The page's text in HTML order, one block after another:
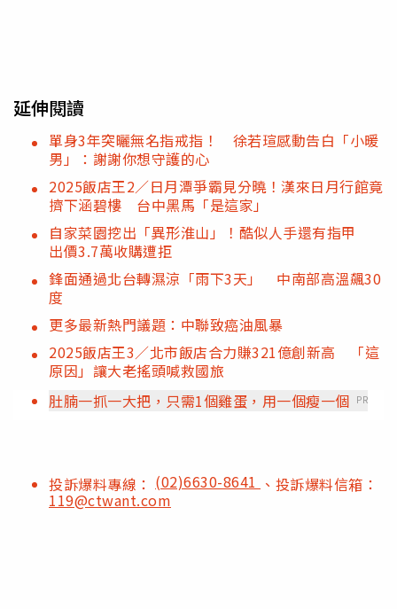
延伸閱讀
單身3年突曬無名指戒指！ 徐若瑄感動告白「小暖
男」：謝謝你想守護的心
2025飯店王2／日月潭爭霸見分曉！漢來日月行館竟
擠下涵碧樓 台中黑馬「是這家」
自家菜園挖出「異形淮山」！酷似人手還有指甲
出價3.7萬收購遭拒
鋒面通過北台轉濕涼「雨下3天」 中南部高溫飆30
度
更多最新熱門議題：中聯致癌油風暴
2025飯店王3／北市飯店合力賺321億創新高 「這
原因」讓大老搖頭喊救國旅
肚腩一抓一大把，只需1個雞蛋，用一個瘦一個 PR
投訴爆料專線： (02)6630-8641 、投訴爆料信箱：
119@ctwant.com